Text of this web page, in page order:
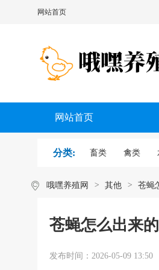
网站首页
网站首页
分类: 畜类 禽类
哦嘿养殖网 > 其他 > 苍蝇
苍蝇怎么出来
发布时间： 2026-05-09 13:50